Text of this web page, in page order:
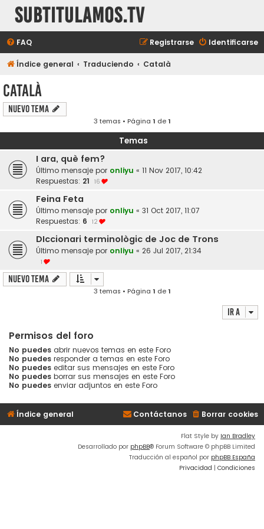
subtitulamos.tv
FAQ Identificarse
Registrarse
Índice general Traduciendo Català
Català
Nuevo Tema
3 temas • Página 1 de1
Temas
I ara, què fem?
Último mensaje por onliyu « 11 Nov 2017, 10:42
Respuestas: 21 16
Feina Feta
Último mensaje por onliyu « 31 Oct 2017, 11:07
Respuestas: 6 12
DIccionari terminològic de Joc de Trons
Último mensaje por onliyu « 26 Jul 2017, 21:34
1
Nuevo Tema
3 temas • Página 1 de1
Ir a
Permisos del foro
No puedes abrir nuevos temas en este Foro
No puedes responder a temas en este Foro
No puedes editar sus mensajes en este Foro
No puedes borrar sus mensajes en este Foro
No puedes enviar adjuntos en este Foro
Índice general Borrar cookies
Contáctanos
Flat Style by Ian Bradley
Desarrollado por phpBB® Forum Software © phpBB Limited
Traducción al español por phpBB España
Privacidad | Condiciones